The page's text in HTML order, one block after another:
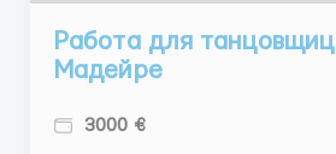
Работа для
Мадейре
3000 €